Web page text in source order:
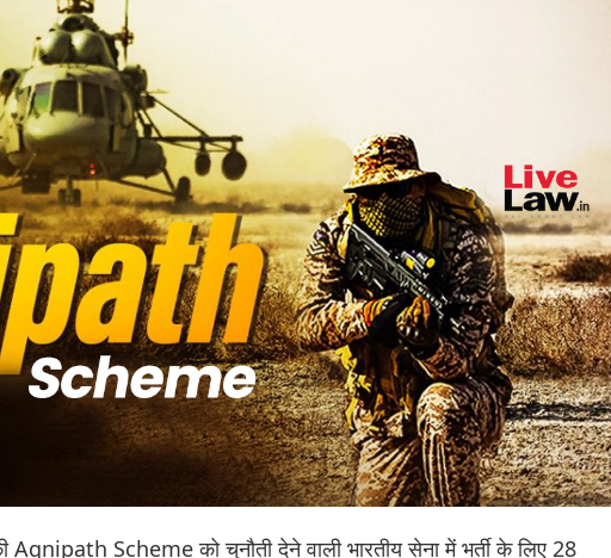
Agnipath Scheme को चुनौती देने वाली भारतीय सेना में भर्ती के लिए 28